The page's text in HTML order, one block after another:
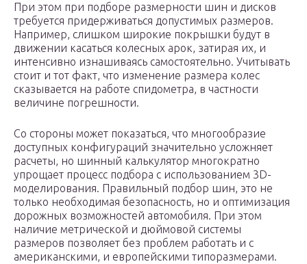
При этом при подборе размерности шин и дисков
требуется придерживаться допустимых размеров.
Например, слишком широкие покрышки будут в
движении касаться колесных арок, затирая их, и
интенсивно изнашиваясь самостоятельно. Учитывать
стоит и тот факт, что изменение размера колес
сказывается на работе спидометра, в частности
величине погрешности.
Со стороны может показаться, что многообразие
доступных конфигураций значительно усложняет
расчеты, но шинный калькулятор многократно
упрощает процесс подбора с использованием 3D-
моделирования. Правильный подбор шин, это не
только необходимая безопасность, но и оптимизация
дорожных возможностей автомобиля. При этом
наличие метрической и дюймовой системы
размеров позволяет без проблем работать и с
американскими, и европейскими типоразмерами.